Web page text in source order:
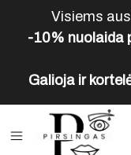
Visiems
-10% nuolaida
Galioja ir